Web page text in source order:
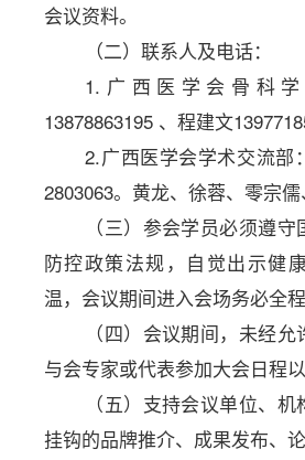
会议资料。
（二）联系人及电话：
1.广西医学会骨科学
13878863195 、程建文
2.广西医学会学术交流部
2803063。黄龙、 徐蓉、零宗儒
（三）参会学员必须遵
防控政策法规，自觉出示健
温，会议期间进入会场务必全程
（四）会议期间，未经
与会专家或代表参加大会日程以
（五）支持会议单位、
挂钩的品牌推介、成果发布、